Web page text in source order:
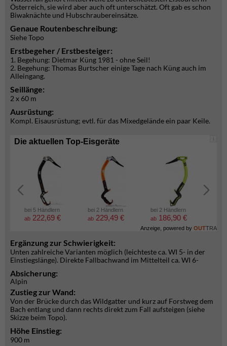
Österreich, sie wird aber auch oft unterschätzt. Oft gab es schon
Biwaknächte und Hubschraubereinsätze.
Genaue Routenbeschreibung:
Siehe Topo
Erstbegeher / Erstbesteiger:
1. Begehung: Dietmar Küng 1981 - ohne Seil!
2. Begehung: Thomas Burtscher einige Tage nach Küng auch im
Alleingang.
Seillänge:
2 x 60 m
Ausrüstung:
Kompl. Eisausrüstung; evtl. für das Mixedgelände ein paar Keile.
i
Die aktuellen Top-Eisgeräte
bei 5 Händlern
ab 222,69 €
bei 2 Händlern
ab 229,49 €
bei 2 Händlern
ab 186,90 €
Anzeige, powered by OUTTRA
Ergänzung zur Schwierigkeit:
Unten zahlreiche Varianten möglich (leichteste ca. WI 5- in der
Einstiegslänge). Direkte Fallbachwand im Mittelteil ca. WI 6-
Absicherung:
Alpin
Zustieg zur Wand:
Von der Brücke durch das Wildgatter und kurz auf Forstweg dem
Bach entlang und dann rechts direkt zum Fall aufsteigen (siehe
Skizze beim Topo).
Höhe Einstieg:
900 m